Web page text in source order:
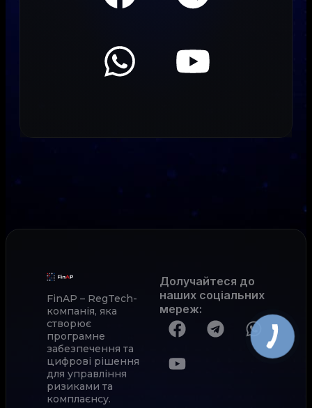
FinAP – RegTech-
компанія, яка
створює
програмне
забезпечення та
цифрові рішення
для управління
ризиками та
комплаєнсу.
Долучайтеся до
наших соціальних
мереж: